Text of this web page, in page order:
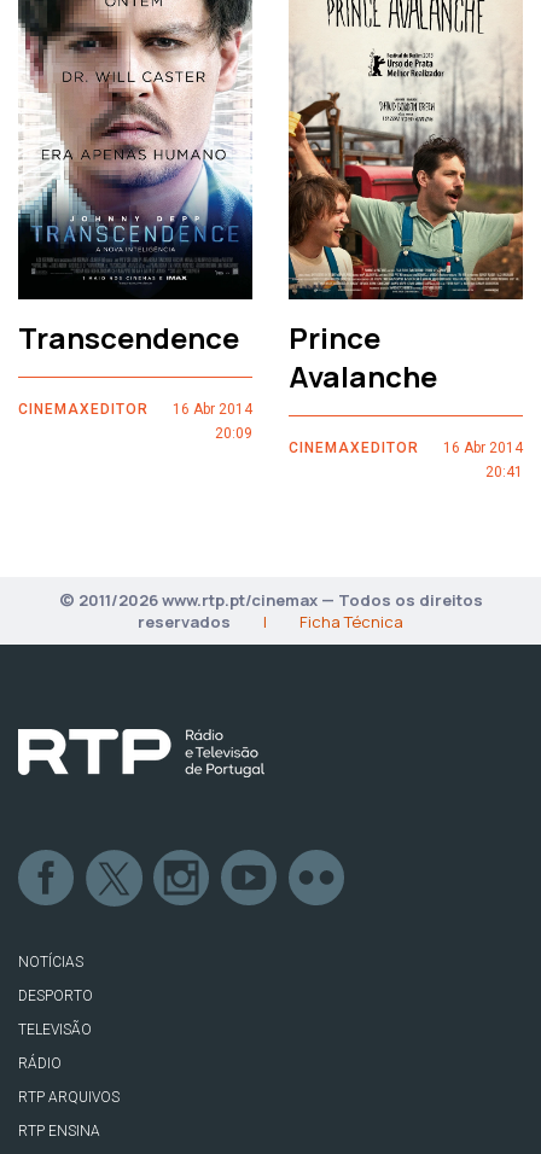
Transcendence
CINEMAXEDITOR
16 Abr 2014
20:09
Prince
Avalanche
CINEMAXEDITOR
16 Abr 2014
20:41
© 2011/2026 www.rtp.pt/cinemax — Todos os direitos
reservados
| Ficha Técnica
NOTÍCIAS
DESPORTO
TELEVISÃO
RÁDIO
RTP ARQUIVOS
RTP ENSINA